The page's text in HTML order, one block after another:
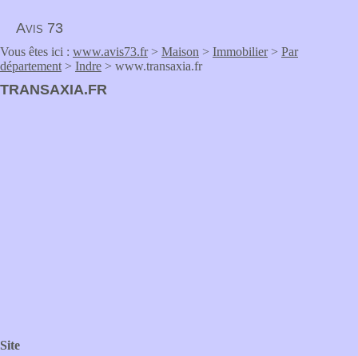
Avis 73
Vous êtes ici : www.avis73.fr> Maison > Immobilier> Par
département > Indre > www.transaxia.fr
TRANSAXIA.FR
Site